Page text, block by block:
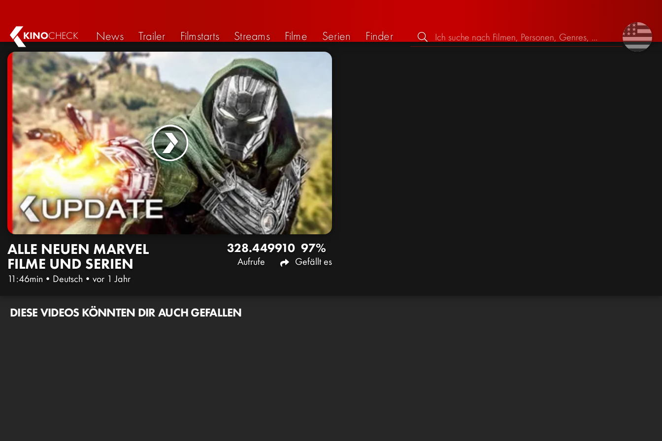
KINOCHECK News Trailer Filmstarts Streams Filme Serien Finder
ALLE NEUEN MARVEL
FILME UND SERIEN
11:46min • Deutsch • vor 1 Jahr
328.449
Aufrufe
910 97%
Gefällt es
DIESE VIDEOS KÖNNTEN DIR AUCH GEFALLEN